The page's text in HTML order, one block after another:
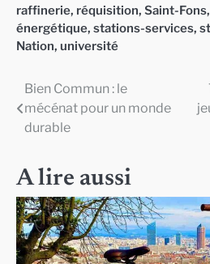
raffinerie, réquisition, Saint-Fons,
énergétique, stations-services,
Nation, université
Navigation
de
Bien Commun : le
mécénat pour un monde
durable
A lire aussi